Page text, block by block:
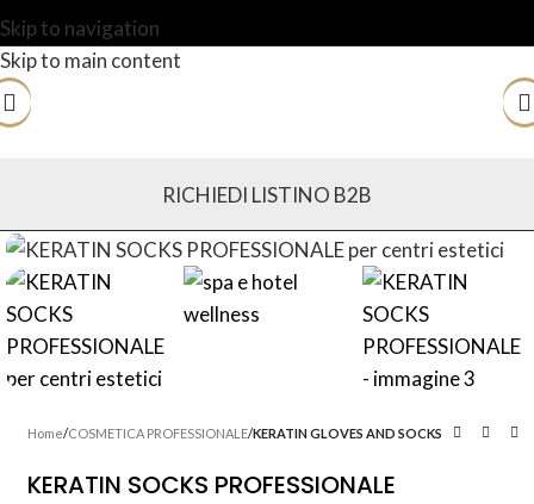
Skip to navigation
Skip to main content
RICHIEDI LISTINO B2B
Home COSMETICA PROFESSIONALE KERATIN GLOVES AND SOCKS
KERATIN SOCKS PROFESSIONALE